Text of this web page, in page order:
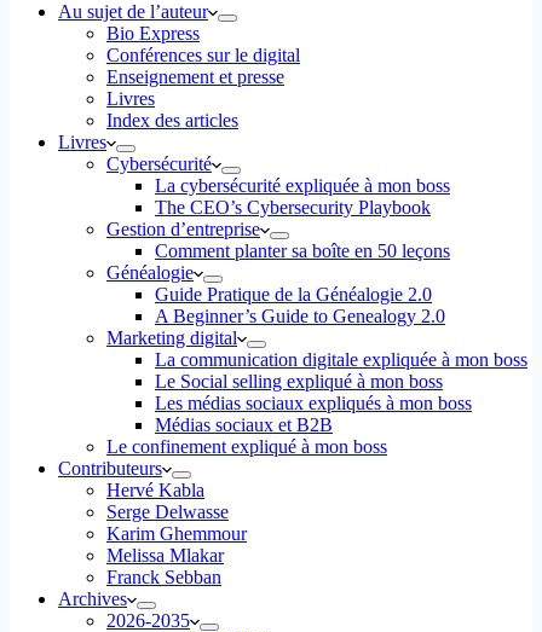
Au sujet de l’auteur
Bio Express
Conférences sur le digital
Enseignement et presse
Livres
Index des articles
Livres
Cybersécurité
La cybersécurité expliquée à mon boss
The CEO’s Cybersecurity Playbook
Gestion d’entreprise
Comment planter sa boîte en 50 leçons
Généalogie
Guide Pratique de la Généalogie 2.0
A Beginner’s Guide to Genealogy 2.0
Marketing digital
La communication digitale expliquée à mon boss
Le Social selling expliqué à mon boss
Les médias sociaux expliqués à mon boss
Médias sociaux et B2B
Le confinement expliqué à mon boss
Contributeurs
Hervé Kabla
Serge Delwasse
Karim Ghemmour
Melissa Mlakar
Franck Sebban
Archives
2026-2035